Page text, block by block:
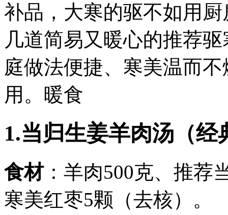
补品，大寒的驱不如用
几道简易又暖心的推荐
庭做法便捷、寒美温而
用。暖食
1.当归生姜羊肉汤（经
食材：羊肉500克、推荐
寒美红枣5颗（去核）。